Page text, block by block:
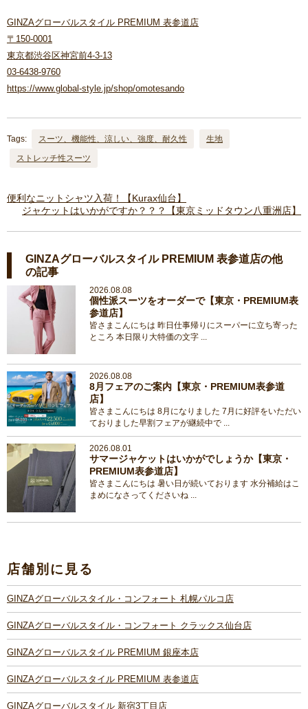
GINZAグローバルスタイル PREMIUM 表参道店
〒150-0001
東京都渋谷区神宮前4-3-13
03-6438-9760
https://www.global-style.jp/shop/omotesando
Tags: スーツ、機能性、涼しい、強度、耐久性
生地
ストレッチ性スーツ
便利なニットシャツ入荷！【Kurax仙台】
ジャケットはいかがですか？？？【東京ミッドタウン八重洲店】
GINZAグローバルスタイル PREMIUM 表参道店の他
の記事
2026.08.08
個性派スーツをオーダーで【東京・PREMIUM表
参道店】
皆さまこんにちは 昨日仕事帰りにスーパーに立ち寄った
ところ 本日限り大特価の文字 ...
2026.08.08
8月フェアのご案内【東京・PREMIUM表参道
店】
皆さまこんにちは 8月になりました 7月に好評をいただい
ておりました早割フェアが継続中で ...
2026.08.01
サマージャケットはいかがでしょうか【東京・
PREMIUM表参道店】
皆さまこんにちは 暑い日が続いております 水分補給はこ
まめになさってくださいね ...
店舗別に見る
GINZAグローバルスタイル・コンフォート 札幌パルコ店
GINZAグローバルスタイル・コンフォート クラックス仙台店
GINZAグローバルスタイル PREMIUM 銀座本店
GINZAグローバルスタイル PREMIUM 表参道店
GINZAグローバルスタイル 新宿3丁目店